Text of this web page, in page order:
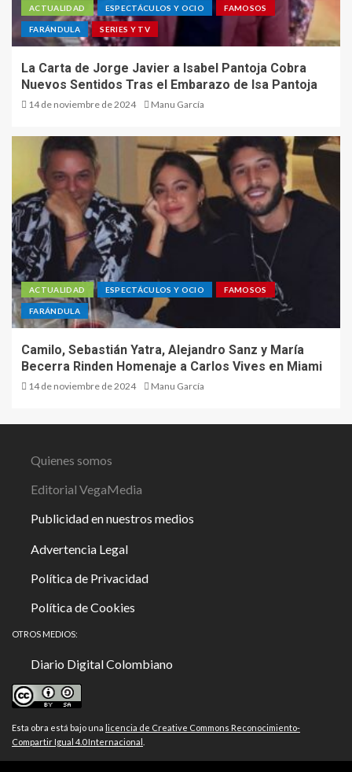
ACTUALIDAD ESPECTÁCULOS Y OCIO FAMOSOS
FARÁNDULA SERIES Y TV
La Carta de Jorge Javier a Isabel Pantoja Cobra
Nuevos Sentidos Tras el Embarazo de Isa Pantoja
14 de noviembre de 2024 Manu García
ACTUALIDAD ESPECTÁCULOS Y OCIO FAMOSOS
FARÁNDULA
Camilo, Sebastián Yatra, Alejandro Sanz y María
Becerra Rinden Homenaje a Carlos Vives en Miami
14 de noviembre de 2024 Manu García
Quienes somos
Editorial VegaMedia
Publicidad en nuestros medios
Advertencia Legal
Política de Privacidad
Política de Cookies
OTROS MEDIOS:
Diario Digital Colombiano
Esta obra está bajo una licencia de Creative Commons Reconocimiento-
Compartir Igual 4.0 Internacional